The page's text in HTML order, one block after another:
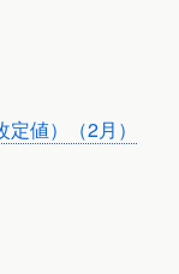
値）（2月）